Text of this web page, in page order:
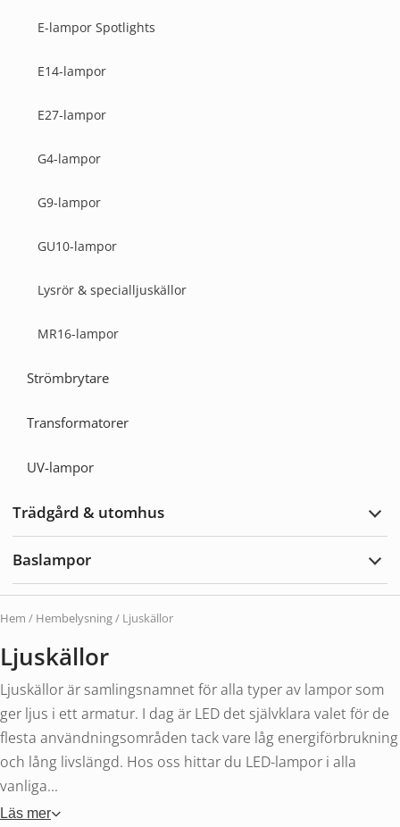
E-lampor Spotlights
E14-lampor
E27-lampor
G4-lampor
G9-lampor
GU10-lampor
Lysrör & specialljuskällor
MR16-lampor
Strömbrytare
Transformatorer
UV-lampor
Trädgård & utomhus
Baslampor
Hem / Hembelysning/ Ljuskällor
Ljuskällor
Ljuskällor är samlingsnamnet för alla typer av lampor som
ger ljus i ett armatur. I dag är LED det självklara valet för de
flesta användningsområden tack vare låg energiförbrukning
och lång livslängd. Hos oss hittar du LED-lampor i alla
vanliga...
Läs mer